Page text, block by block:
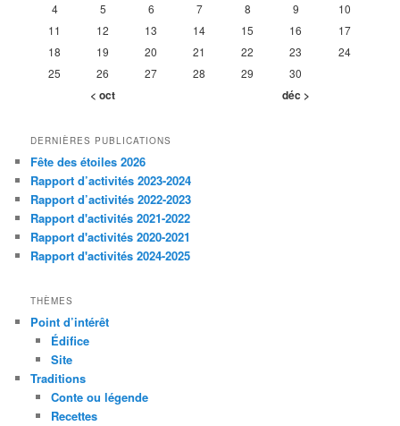
4
5 6 7 8 9
10
11
12 13 14 15 16
17
18
19 20 21 22 23
24
25
26 27 28 29 30
< oct déc >
DERNIÈRES PUBLICATIONS
Fête des étoiles 2026
Rapport d’activités 2023-2024
Rapport d’activités 2022-2023
Rapport d'activités 2021-2022
Rapport d'activités 2020-2021
Rapport d'activités 2024-2025
THÈMES
Point d’intérêt
Édifice
Site
Traditions
Conte ou légende
Recettes